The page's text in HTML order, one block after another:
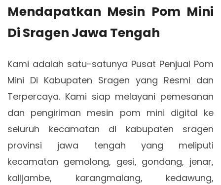
Mendapatkan Mesin Pom Mini
Di Sragen Jawa Tengah
Kami adalah satu-satunya Pusat Penjual Pom
Mini Di Kabupaten Sragen yang Resmi dan
Terpercaya. Kami siap melayani pemesanan
dan pengiriman mesin pom mini digital ke
seluruh kecamatan di kabupaten sragen
provinsi jawa tengah yang meliputi
kecamatan gemolong, gesi, gondang, jenar,
kalijambe, karangmalang, kedawung,